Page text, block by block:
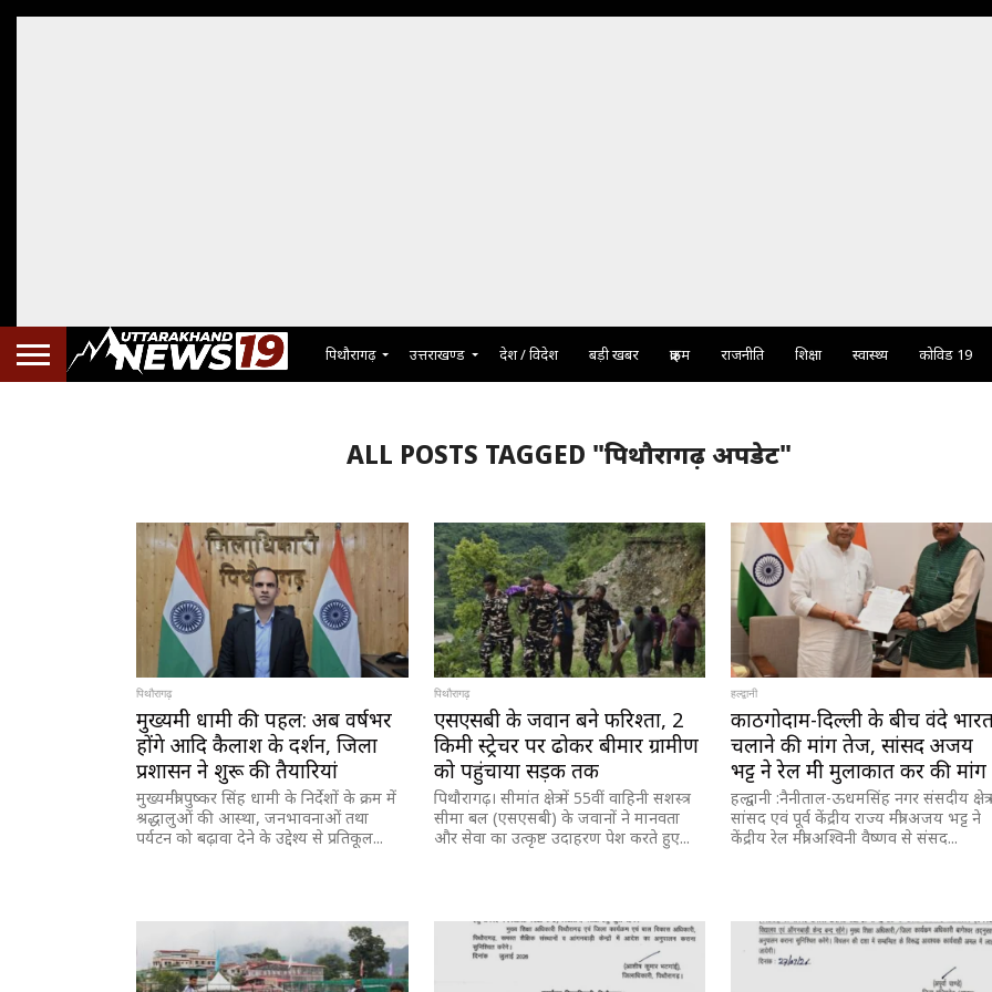
पिथौरागढ़ उत्तराखण्ड देश / विदेश बड़ी खबर क्राइम राजनीति शिक्षा स्वास्थ्य कोविड 19
ALL POSTS TAGGED "पिथौरागढ़ अपडेट"
पिथौरागढ़
मुख्यमंत्री धामी की पहल: अब वर्षभर
होंगे आदि कैलाश के दर्शन, जिला
प्रशासन ने शुरू की तैयारियां
मुख्यमंत्री पुष्कर सिंह धामी के निर्देशों के क्रम में
श्रद्धालुओं की आस्था, जनभावनाओं तथा
पर्यटन को बढ़ावा देने के उद्देश्य से प्रतिकूल...
पिथौरागढ़
एसएसबी के जवान बने फरिश्ता, 2
किमी स्ट्रेचर पर ढोकर बीमार ग्रामीण
को पहुंचाया सड़क तक
पिथौरागढ़। सीमांत क्षेत्र में 55वीं वाहिनी सशस्त्र
सीमा बल (एसएसबी) के जवानों ने मानवता
और सेवा का उत्कृष्ट उदाहरण पेश करते हुए...
हल्द्वानी
काठगोदाम-दिल्ली के बीच वंदे
चलाने की मांग तेज, सांसद अजय
भट्ट ने रेल मंत्री मुलाकात कर की मांग
हल्द्वानी :नैनीताल-ऊधमसिंह नगर संसदीय
सांसद एवं पूर्व केंद्रीय राज्य मंत्री अजय भट्ट ने
केंद्रीय रेल मंत्री अश्विनी वैष्णव से संसद...